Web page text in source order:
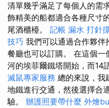
清單幾乎滿足了每個人的需
飾精美的船都適合各種尺寸
尾酒櫃檯。 記帳 漏水 打針
技巧 我們可以通過合作夥伴
餐廳也可以訂購。 在這個
河的埃菲爾鐵塔開始，而14
滅鼠專家服務 總的來說，我
地鐵進行交通，然後選擇合
驗。 辦護照要帶什麼 外燴